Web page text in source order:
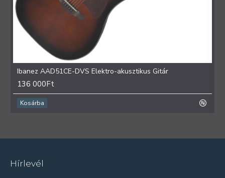
Ibanez AAD51CE-DVS Elektro-akusztikus Gitár
136 000Ft
Kosárba
Hírlevél